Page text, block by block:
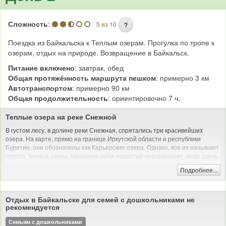
Сложность: 5 из 10 ?
Поездка из Байкальска к Теплым озерам. Прогулка по тропе к
озерам, отдых на природе. Возвращение в Байкальск.
Питание включено: завтрак, обед
Общая протяжённость маршрута пешком: примерно 3 км
Автотранспортом: примерно 90 км
Общая продолжительность: ориентировочно 7 ч.
Теплые озера на реке Снежной
В густом лесу, в долине реки Снежная, спрятались три красивейших
озера. На карте, прямо на границе Иркутской области и республики
Бурятии, они обозначены как Карьерские озера. Однако, все их называют
просто Теплые озера. Название себя полостью оправдывает, вода здесь
намного теплее, чем в Байкале: летом прогревается до +30 градусов, а
плотный лес вокруг защищает от ветра, тем самым создаются идеальные
условия для купания. Кроме того, на месте оборудован пирс, лежаки,
работают кафе, действуют прокат катамаранов и водная горка.
У каждого озера есть свое название: Изумрудное, Теплое и Сказка. Они
не связаны с друг с другом, даже вода по составу разная. Кроме купания,
по местности можно совершить пешие прогулки, забраться на холмы,
Подробнее...
Отдых в Байкальске для семей с дошкольниками не
рекомендуется
Семьям с дошкольниками